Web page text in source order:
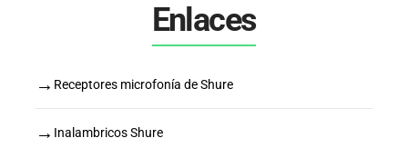
Enlaces
→ Receptores microfonía de Shure
→ Inalambricos Shure